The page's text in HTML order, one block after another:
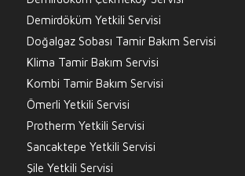
Demirdöküm Yetkili Servisi
Doğalgaz Sobası Tamir Bakım Servisi
Klima Tamir Bakım Servisi
Kombi Tamir Bakım Servisi
Ömerli Yetkili Servisi
Protherm Yetkili Servisi
Sancaktepe Yetkili Servisi
Şile Yetkili Servisi